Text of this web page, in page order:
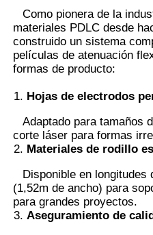
Tinte Nano Cerámico
Película fotocromática
Tinta para ventanas de
Vidrio Pdlc inteligente
Película PNLC
Intercapa de vidrio
Como pionera de la
materiales PDLC desde
construido un sistema
películas de atenuación
formas de producto:
Hojas de electrodos
Adaptado para tamaños
corte láser para formas
Materiales de rodillo
Disponible en longitudes
(1,52m de ancho) para
para grandes proyectos.
Aseguramiento de